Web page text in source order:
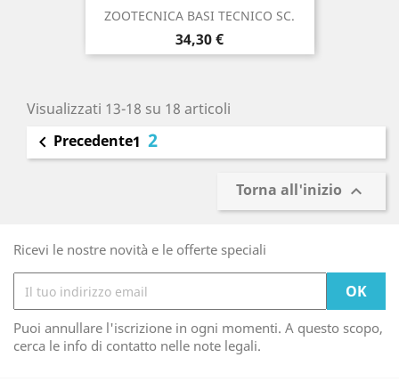
ZOOTECNICA BASI TECNICO SC.
Prezzo
34,30 €
Visualizzati 13-18 su 18 articoli
 Precedente1 2
Torna all'inizio 
Ricevi le nostre novità e le offerte speciali
Puoi annullare l'iscrizione in ogni momenti. A questo scopo,
cerca le info di contatto nelle note legali.